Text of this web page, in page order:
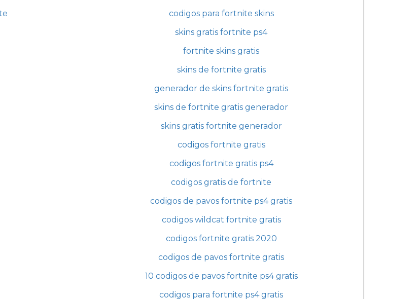
codigos para fortnite skins
skins gratis fortnite ps4
fortnite skins gratis
skins de fortnite gratis
generador de skins fortnite gratis
skins de fortnite gratis generador
skins gratis fortnite generador
codigos fortnite gratis
codigos fortnite gratis ps4
codigos gratis de fortnite
codigos de pavos fortnite ps4 gratis
codigos wildcat fortnite gratis
codigos fortnite gratis 2020
codigos de pavos fortnite gratis
10 codigos de pavos fortnite ps4 gratis
codigos para fortnite ps4 gratis